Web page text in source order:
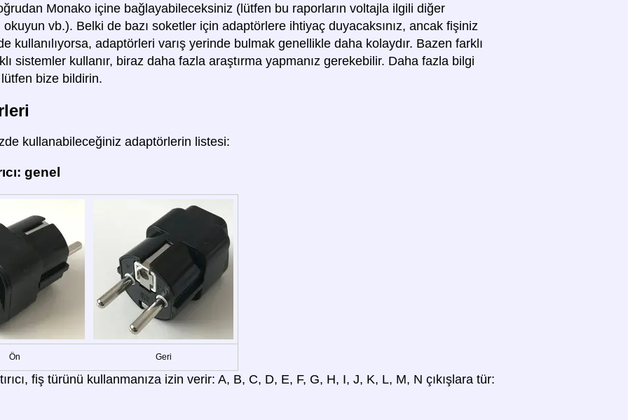
Monako içine bağlayabileceksiniz (lütfen bu raporların voltajla ilgili diğer
vb.). Belki de bazı soketler için adaptörlere ihtiyaç duyacaksınız, ancak fişiniz
kullanılıyorsa, adaptörleri varış yerinde bulmak genellikle daha kolaydır. Bazen farklı
sistemler kullanır, biraz daha fazla araştırma yapmanız gerekebilir. Daha fazla bilgi
bize bildirin.
kullanabileceğiniz adaptörlerin listesi:
genel
Ön Geri
fiş türünü kullanmanıza izin verir: A, B, C, D, E, F, G, H, I, J, K, L, M, N çıkışlara tür: